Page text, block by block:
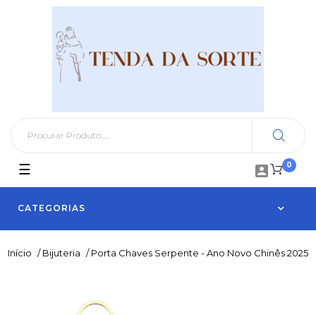
0

CATEGORIAS
Toggle
navigation
☰
Início / Bijuteria / Porta Chaves Serpente - Ano Novo Chinês 2025